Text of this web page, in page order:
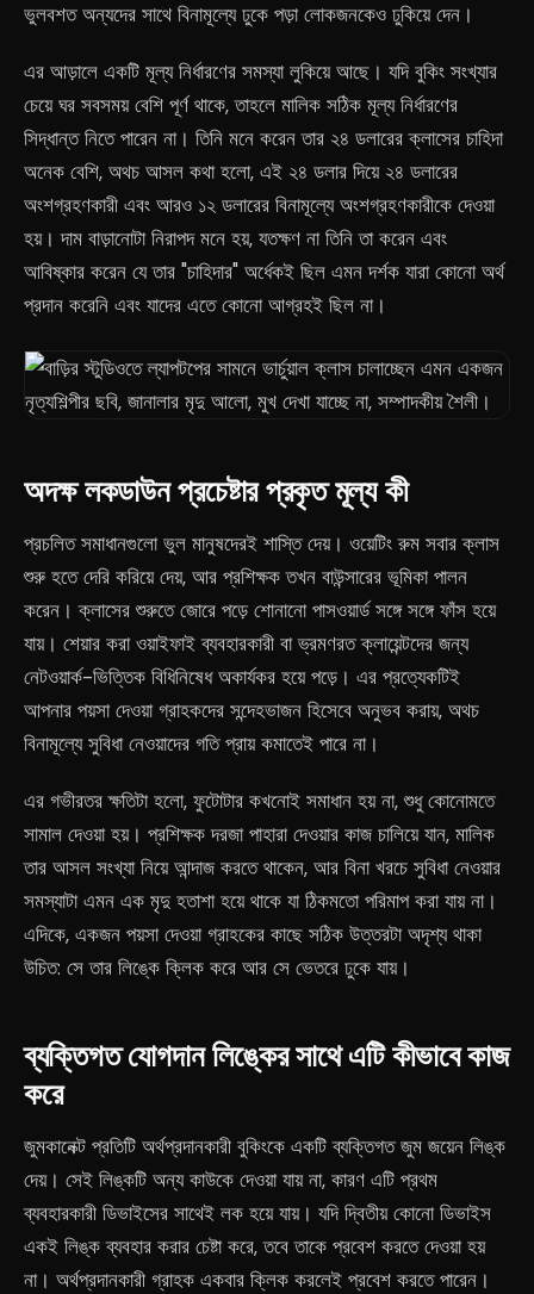
ভুলবশত অন্যদের সাথে বিনামূল্যে ঢুকে পড়া লোকজনকেও ঢুকিয়ে দেন।
এর আড়ালে একটি মূল্য নির্ধারণের সমস্যা লুকিয়ে আছে। যদি বুকিং সংখ্যার
চেয়ে ঘর সবসময় বেশি পূর্ণ থাকে, তাহলে মালিক সঠিক মূল্য নির্ধারণের
সিদ্ধান্ত নিতে পারেন না। তিনি মনে করেন তার ২৪ ডলারের ক্লাসের চাহিদা
অনেক বেশি, অথচ আসল কথা হলো, এই ২৪ ডলার দিয়ে ২৪ ডলারের
অংশগ্রহণকারী এবং আরও ১২ ডলারের বিনামূল্যে অংশগ্রহণকারীকে দেওয়া
হয়। দাম বাড়ানোটা নিরাপদ মনে হয়, যতক্ষণ না তিনি তা করেন এবং
আবিষ্কার করেন যে তার "চাহিদার" অর্ধেকই ছিল এমন দর্শক যারা কোনো অর্থ
প্রদান করেনি এবং যাদের এতে কোনো আগ্রহই ছিল না।
অদক্ষ লকডাউন প্রচেষ্টার প্রকৃত মূল্য কী
প্রচলিত সমাধানগুলো ভুল মানুষদেরই শাস্তি দেয়। ওয়েটিং রুম সবার ক্লাস
শুরু হতে দেরি করিয়ে দেয়, আর প্রশিক্ষক তখন বাউন্সারের ভূমিকা পালন
করেন। ক্লাসের শুরুতে জোরে পড়ে শোনানো পাসওয়ার্ড সঙ্গে সঙ্গে ফাঁস হয়ে
যায়। শেয়ার করা ওয়াইফাই ব্যবহারকারী বা ভ্রমণরত ক্লায়েন্টদের জন্য
নেটওয়ার্ক-ভিত্তিক বিধিনিষেধ অকার্যকর হয়ে পড়ে। এর প্রত্যেকটিই
আপনার পয়সা দেওয়া গ্রাহকদের সন্দেহভাজন হিসেবে অনুভব করায়, অথচ
বিনামূল্যে সুবিধা নেওয়াদের গতি প্রায় কমাতেই পারে না।
এর গভীরতর ক্ষতিটা হলো, ফুটোটার কখনোই সমাধান হয় না, শুধু কোনোমতে
সামাল দেওয়া হয়। প্রশিক্ষক দরজা পাহারা দেওয়ার কাজ চালিয়ে যান, মালিক
তার আসল সংখ্যা নিয়ে আন্দাজ করতে থাকেন, আর বিনা খরচে সুবিধা নেওয়ার
সমস্যাটা এমন এক মৃদু হতাশা হয়ে থাকে যা ঠিকমতো পরিমাপ করা যায় না।
এদিকে, একজন পয়সা দেওয়া গ্রাহকের কাছে সঠিক উত্তরটা অদৃশ্য থাকা
উচিত: সে তার লিঙ্কে ক্লিক করে আর সে ভেতরে ঢুকে যায়।
ব্যক্তিগত যোগদান লিঙ্কের সাথে এটি কীভাবে কাজ
করে
জুমকানেক্ট প্রতিটি অর্থপ্রদানকারী বুকিংকে একটি ব্যক্তিগত জুম জয়েন লিঙ্ক
দেয়। সেই লিঙ্কটি অন্য কাউকে দেওয়া যায় না, কারণ এটি প্রথম
ব্যবহারকারী ডিভাইসের সাথেই লক হয়ে যায়। যদি দ্বিতীয় কোনো ডিভাইস
একই লিঙ্ক ব্যবহার করার চেষ্টা করে, তবে তাকে প্রবেশ করতে দেওয়া হয়
না। অর্থপ্রদানকারী গ্রাহক একবার ক্লিক করলেই প্রবেশ করতে পারেন।